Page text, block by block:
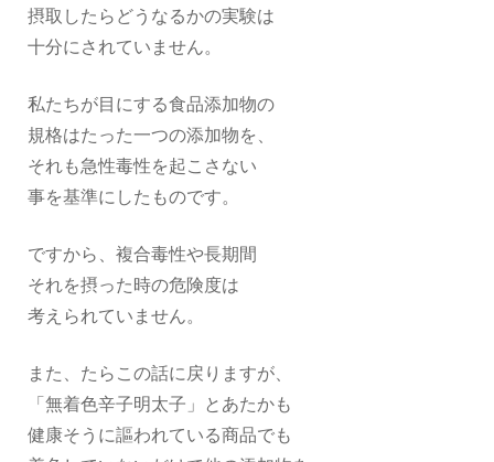
摂取したらどうなるかの実験は
十分にされていません。
私たちが目にする食品添加物の
規格はたった一つの添加物を、
それも急性毒性を起こさない
事を基準にしたものです。
ですから、複合毒性や長期間
それを摂った時の危険度は
考えられていません。
また、たらこの話に戻りますが、
「無着色辛子明太子」とあたかも
健康そうに謳われている商品でも